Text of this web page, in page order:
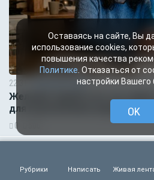
22:31 Происшествия
Желание заработать на
для воронежанки кредитом и
0
Рубрики Написать Живая
Оставаясь на сайте, Вы
использование cookies,
повышения качества
Политике . Отказаться от
настройки Вашего
OK